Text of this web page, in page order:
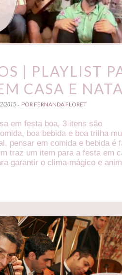
| PLAYLIST
CASA E
2015 - POR FERNANDA FLORET
em festa boa, 3 itens são
boa bebida e boa trilha
pensar em comida e bebida é
traz um item para a festa em
garantir o clima mágico e